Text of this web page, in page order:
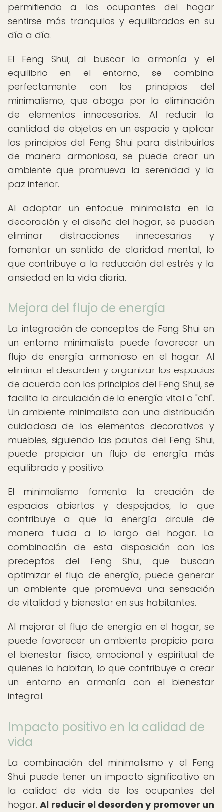
permitiendo a los ocupantes del hogar
sentirse más tranquilos y equilibrados en su
día a día.
El Feng Shui, al buscar la armonía y el
equilibrio en el entorno, se combina
perfectamente con los principios del
minimalismo, que aboga por la eliminación
de elementos innecesarios. Al reducir la
cantidad de objetos en un espacio y aplicar
los principios del Feng Shui para distribuirlos
de manera armoniosa, se puede crear un
ambiente que promueva la serenidad y la
paz interior.
Al adoptar un enfoque minimalista en la
decoración y el diseño del hogar, se pueden
eliminar distracciones innecesarias y
fomentar un sentido de claridad mental, lo
que contribuye a la reducción del estrés y la
ansiedad en la vida diaria.
Mejora del flujo de energía
La integración de conceptos de Feng Shui en
un entorno minimalista puede favorecer un
flujo de energía armonioso en el hogar. Al
eliminar el desorden y organizar los espacios
de acuerdo con los principios del Feng Shui, se
facilita la circulación de la energía vital o "chi".
Un ambiente minimalista con una distribución
cuidadosa de los elementos decorativos y
muebles, siguiendo las pautas del Feng Shui,
puede propiciar un flujo de energía más
equilibrado y positivo.
El minimalismo fomenta la creación de
espacios abiertos y despejados, lo que
contribuye a que la energía circule de
manera fluida a lo largo del hogar. La
combinación de esta disposición con los
preceptos del Feng Shui, que buscan
optimizar el flujo de energía, puede generar
un ambiente que promueva una sensación
de vitalidad y bienestar en sus habitantes.
Al mejorar el flujo de energía en el hogar, se
puede favorecer un ambiente propicio para
el bienestar físico, emocional y espiritual de
quienes lo habitan, lo que contribuye a crear
un entorno en armonía con el bienestar
integral.
Impacto positivo en la calidad de
vida
La combinación del minimalismo y el Feng
Shui puede tener un impacto significativo en
la calidad de vida de los ocupantes del
hogar.Al reducir el desorden y promover un